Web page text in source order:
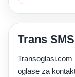
Trans
oglase za